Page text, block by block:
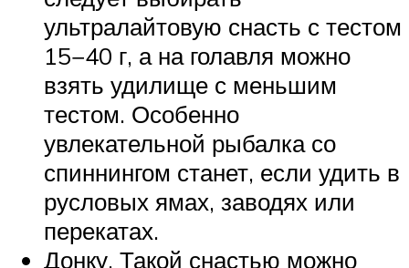
ультралайтовую снасть с тестом
15−40 г, а на голавля можно
взять удилище с меньшим
тестом. Особенно
увлекательной рыбалка со
спиннингом станет, если удить в
русловых ямах, заводях или
перекатах.
Донку. Такой снастью можно